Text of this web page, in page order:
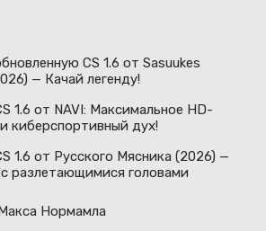
CS 1.6 от Sasuukes
— Качай легенду!
1.6 от NAVI: Максимальное HD-
киберспортивный дух!
1.6 от Русского Мясника (2026) —
разлетающимися головами
Нормамла